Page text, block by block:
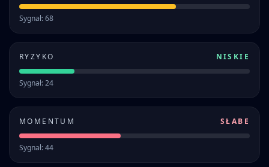
Sygnał: 68
RYZYKO NISKIE
Sygnał: 24
MOMENTUM SŁABE
Sygnał: 44